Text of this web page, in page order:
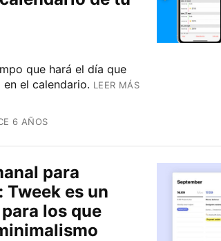
que hará el día que
el calendario. LEER MÁS
6 AÑOS
para
es un
los que